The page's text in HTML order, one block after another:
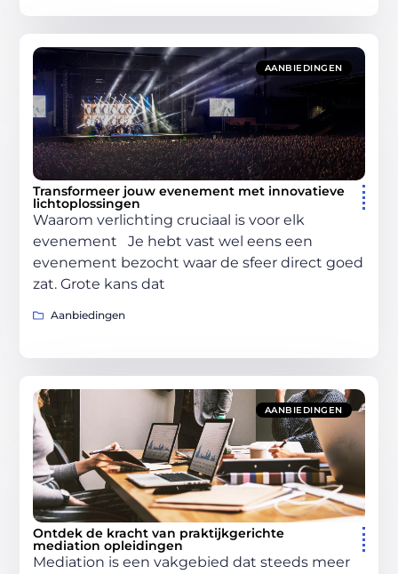
AANBIEDINGEN
Transformeer jouw evenement met innovatieve
lichtoplossingen
Waarom verlichting cruciaal is voor elk
evenement Je hebt vast wel eens een
evenement bezocht waar de sfeer direct goed
zat. Grote kans dat
Aanbiedingen
AANBIEDINGEN
Ontdek de kracht van praktijkgerichte
mediation opleidingen
Mediation is een vakgebied dat steeds meer